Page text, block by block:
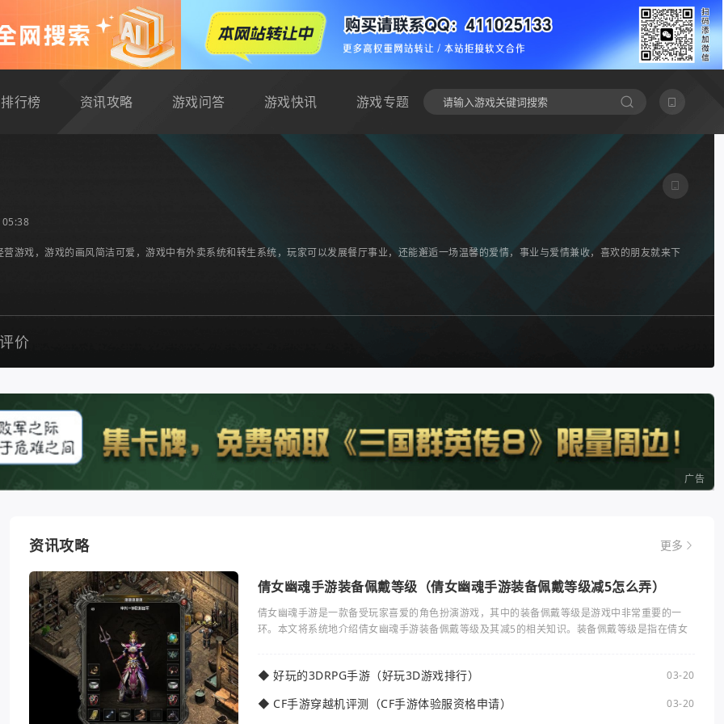
排行榜 资讯攻略 游戏问答 游戏快讯 游戏专题
05:38
游戏，游戏的画风简洁可爱，游戏中有外卖系统和转生系统，玩家可以发展餐厅事业，还能邂逅一场温馨的爱情，事业与爱情兼收，喜欢的朋友就来下
价
广告
资讯攻略 更多
倩女幽魂手游装备佩戴等级（倩女幽魂手游装备佩戴等级减5怎么弄）
倩女幽魂手游是一款备受玩家喜爱的角色扮演游戏，其中的装备佩戴等级是游戏中非常重要的一
环。本文将系统地介绍倩女幽魂手游装备佩戴等级及其减5的相关知识。装备佩戴等级是指在倩女
◆ 好玩的3DRPG手游（好玩3D游戏排行） 03-20
◆ CF手游穿越机评测（CF手游体验服资格申请） 03-20